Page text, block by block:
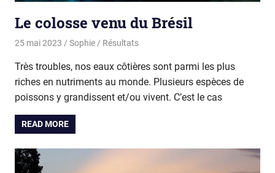
Le colosse venu du Brésil
25 mai 2023 Sophie Résultats
Très troubles, nos eaux côtières sont parmi les plus
riches en nutriments au monde. Plusieurs espèces de
poissons y grandissent et/ou vivent. C’est le cas
READ MORE